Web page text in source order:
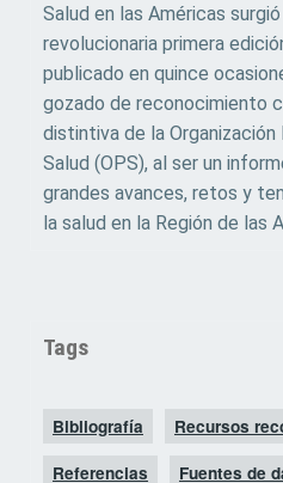
Salud en las Américas
revolucionaria primera
publicado en quince
gozado de reconocimiento
distintiva de la Organización
Salud (OPS), al ser un
grandes avances, retos y
la salud en la Región de las
Tags
Bibliografía Recursos
Referencias Fuentes de